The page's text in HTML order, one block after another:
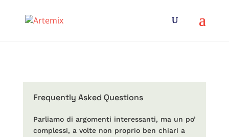
Frequently Asked Questions
Parliamo di argomenti interessanti, ma un po’
complessi, a volte non proprio ben chiari a